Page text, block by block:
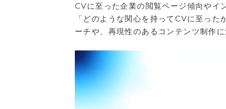
CVに至った企業の閲覧ページ傾向やイ
「どのような関心を持ってCVに至っ
ーチや、再現性のあるコンテンツ制作に